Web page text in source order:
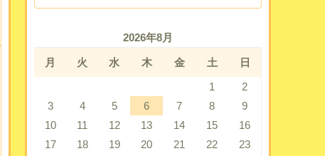
2026年8月
月 火 水 木 金 土
日
1
2
3
4 5 6 7 8
9
10
11 12 13 14 15
16
17
18 19 20 21 22
23